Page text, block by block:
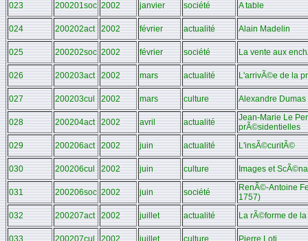
023 200201soc 2002 janvier société A table
024 200202act 2002 février actualité Alain Madelin
025 200202soc 2002 février société La vente aux
026 200203act 2002 mars actualité L'arrivÃ©e de la
027 200203cul 2002 mars culture Alexandre
028 200204act 2002 avril actualité
Jean-Marie Le
prÃ©sidentielles
029
200206act 2002 juin actualité L'insÃ©curitÃ©
030 200206cul 2002 juin culture Images et
031 200206soc 2002 juin société
RenÃ©-Antoine
1757)
032
200207act 2002 juillet actualité La rÃ©forme de la